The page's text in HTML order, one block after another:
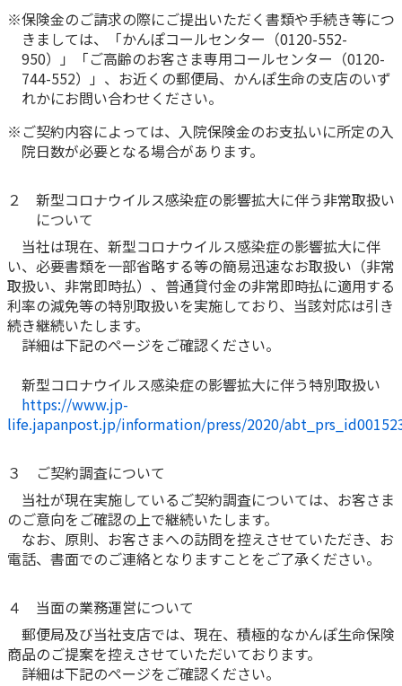
お問い合わせ
ラジオ体操・みんなの体操
ラジオ体操ポータルサイト
お客さまの声／お客さまサービス向上の取組み
かんぽジャンクション
※保険金のご請求の際にご提出いただく書類や手続き等につ
きましては、「かんぽコールセンター（0120-552-
950）」「ご高齢のお客さま専用コールセンター（0120-
744-552）」、お近くの郵便局、かんぽ生命の支店のいず
れかにお問い合わせください。
※ご契約内容によっては、入院保険金のお支払いに所定の入
院日数が必要となる場合があります。
２ 新型コロナウイルス感染症の影響拡大に伴う非常取扱い
について
当社は現在、新型コロナウイルス感染症の影響拡大に伴
い、必要書類を一部省略する等の簡易迅速なお取扱い（非常
取扱い、非常即時払）、普通貸付金の非常即時払に適用する
利率の減免等の特別取扱いを実施しており、当該対応は引き
続き継続いたします。
詳細は下記のページをご確認ください。
新型コロナウイルス感染症の影響拡大に伴う特別取扱い
https://www.jp-
life.japanpost.jp/information/press/2020/
３ ご契約調査について
当社が現在実施しているご契約調査については、お客さま
のご意向をご確認の上で継続いたします。
なお、原則、お客さまへの訪問を控えさせていただき、お
電話、書面でのご連絡となりますことをご了承ください。
４ 当面の業務運営について
郵便局及び当社支店では、現在、積極的なかんぽ生命保険
商品のご提案を控えさせていただいております。
詳細は下記のページをご確認ください。